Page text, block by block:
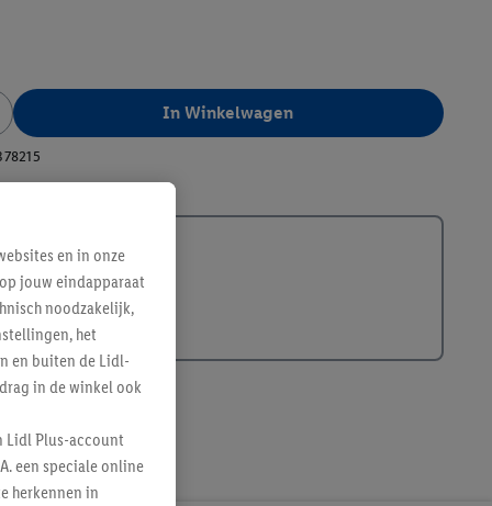
In Winkelwagen
en in onze
jouw eindapparaat
noodzakelijk,
het
en buiten de Lidl-
in de winkel ook
Lidl Plus-account
een speciale online
herkennen in